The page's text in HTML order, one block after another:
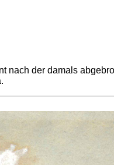
nach der damals